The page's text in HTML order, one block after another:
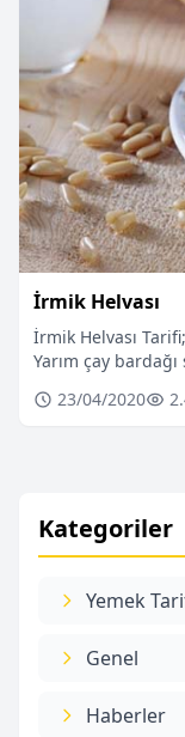
Kategoriler
Yemek
Genel
Haberler
İrmik Helvası
İrmik Helvası
Yarım çay
23/04/2020